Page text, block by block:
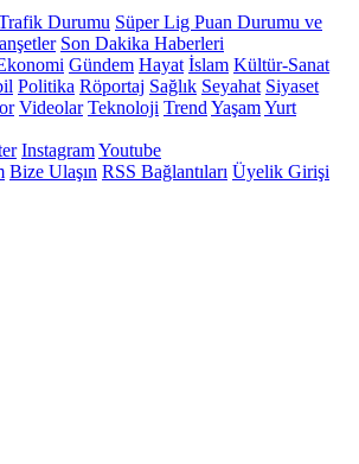
Durumu Süper Lig Puan Durumu ve
Son Dakika Haberleri
Gündem Hayat İslam Kültür-Sanat
Politika Röportaj Sağlık Seyahat Siyaset
Videolar Teknoloji Trend YaşamYurt
InstagramYoutube
Bize Ulaşın RSS Bağlantıları Üyelik Girişi